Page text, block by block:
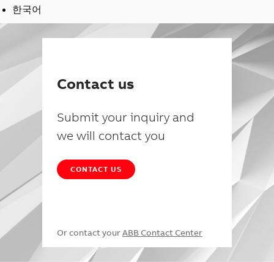
한국어
Contact us
Submit your inquiry and
we will contact you
CONTACT US
Or contact your ABB Contact Center